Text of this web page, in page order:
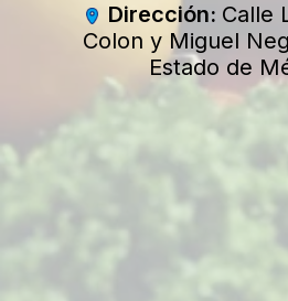
Dirección: Calle
Colon y Miguel
Estado de